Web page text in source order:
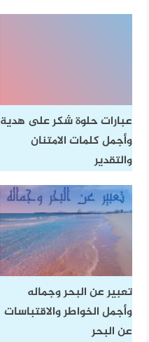
عبارات حلوة شكر على هدية
وأجمل كلمات الامتنان
والتقدير
تعبير عن البحر وجماله
وأجمل الخواطر والاقتباسات
عن البحر